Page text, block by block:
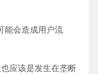
能会造成用户流
应该是发生在垄断